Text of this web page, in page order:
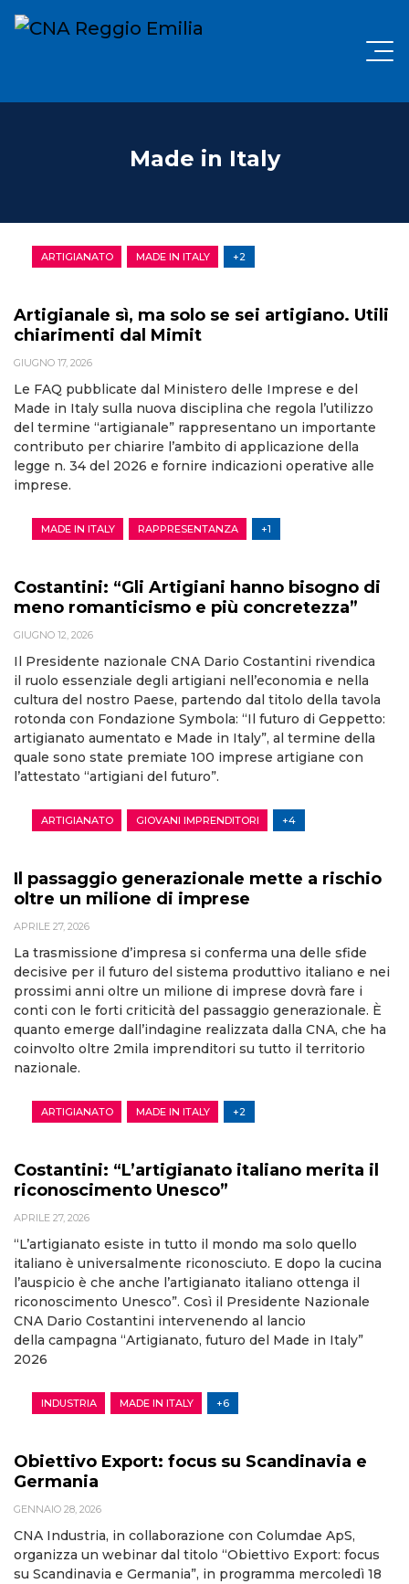
Made in Italy
ARTIGIANATO MADE IN ITALY +2
Artigianale sì, ma solo se sei artigiano. Utili
chiarimenti dal Mimit
GIUGNO 17, 2026
Le FAQ pubblicate dal Ministero delle Imprese e del
Made in Italy sulla nuova disciplina che regola l’utilizzo
del termine “artigianale” rappresentano un importante
contributo per chiarire l’ambito di applicazione della
legge n. 34 del 2026 e fornire indicazioni operative alle
imprese.
MADE IN ITALY RAPPRESENTANZA +1
Costantini: “Gli Artigiani hanno bisogno di
meno romanticismo e più concretezza”
GIUGNO 12, 2026
Il Presidente nazionale CNA Dario Costantini rivendica
il ruolo essenziale degli artigiani nell’economia e nella
cultura del nostro Paese, partendo dal titolo della tavola
rotonda con Fondazione Symbola: “Il futuro di Geppetto:
artigianato aumentato e Made in Italy”, al termine della
quale sono state premiate 100 imprese artigiane con
l’attestato “artigiani del futuro”.
ARTIGIANATO GIOVANI IMPRENDITORI +4
Il passaggio generazionale mette a rischio
oltre un milione di imprese
APRILE 27, 2026
La trasmissione d’impresa si conferma una delle sfide
decisive per il futuro del sistema produttivo italiano e nei
prossimi anni oltre un milione di imprese dovrà fare i
conti con le forti criticità del passaggio generazionale. È
quanto emerge dall’indagine realizzata dalla CNA, che ha
coinvolto oltre 2mila imprenditori su tutto il territorio
nazionale.
ARTIGIANATO MADE IN ITALY +2
Costantini: “L’artigianato italiano merita il
riconoscimento Unesco”
APRILE 27, 2026
“L’artigianato esiste in tutto il mondo ma solo quello
italiano è universalmente riconosciuto. E dopo la cucina
l’auspicio è che anche l’artigianato italiano ottenga il
riconoscimento Unesco”. Così il Presidente Nazionale
CNA Dario Costantini intervenendo al lancio
della campagna “Artigianato, futuro del Made in Italy”
2026
INDUSTRIA MADE IN ITALY +6
Obiettivo Export: focus su Scandinavia e
Germania
GENNAIO 28, 2026
CNA Industria, in collaborazione con Columdae ApS,
organizza un webinar dal titolo “Obiettivo Export: focus
su Scandinavia e Germania”, in programma mercoledì 18